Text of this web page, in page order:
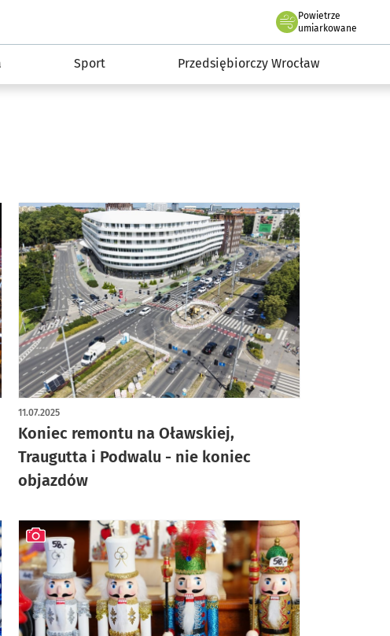
wroclaw.pl
Powietrze
we Wrocławiu
umiarkowane
Sport Przedsiębiorczy Wrocław
Koniec remontu na Oławskiej,
Traugutta i Podwalu - nie koniec
objazdów
11.07.2025